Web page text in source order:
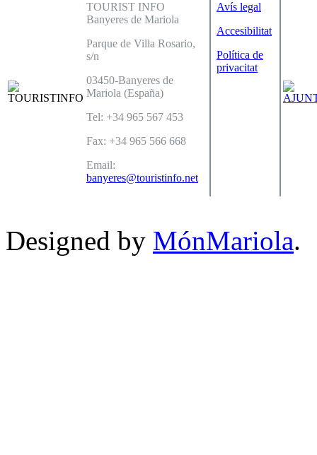
TOURIST INFO
Banyeres de Mariola
Parque de Villa Rosario,
s/n
03450-Banyeres de
Mariola (España)
Tel: +34 965 567 453
Fax: +34 965 566 668
Email:
banyeres@touristinfo.net
Avís legal
Accesibilitat
Política de
privacitat
Designed by MónMariola.